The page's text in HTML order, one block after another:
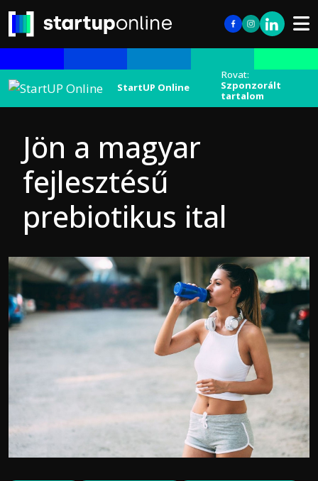
StartUP Online
Rovat:
Szponzorált
tartalom
Jön a magyar
fejlesztésű
prebiotikus ital